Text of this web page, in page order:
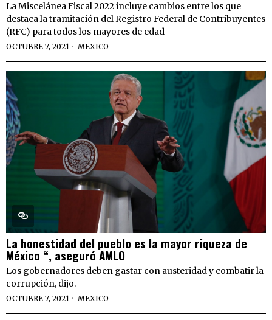
La Miscelánea Fiscal 2022 incluye cambios entre los que
destaca la tramitación del Registro Federal de Contribuyentes
(RFC) para todos los mayores de edad
OCTUBRE 7, 2021 MEXICO
La honestidad del pueblo es la mayor riqueza de
México “, aseguró AMLO
Los gobernadores deben gastar con austeridad y combatir la
corrupción, dijo.
OCTUBRE 7, 2021 MEXICO